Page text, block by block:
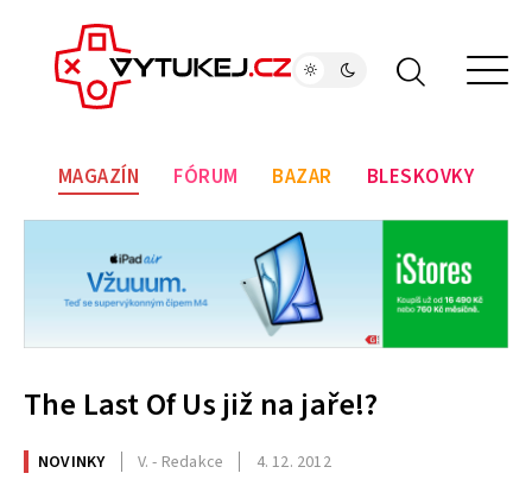
MAGAZÍN FÓRUM BAZAR BLESKOVKY
The Last Of Us již na jaře!?
NOVINKY V. - Redakce 4. 12. 2012